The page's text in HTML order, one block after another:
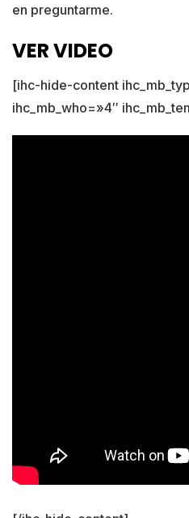
en preguntarme.
VER VIDEO
[ihc-hide-content
ihc_mb_who=»4″